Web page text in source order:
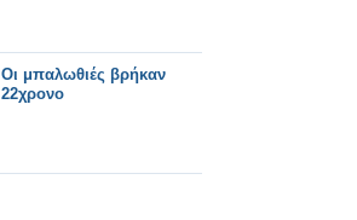
Οι μπαλωθιές βρήκαν
22χρονο